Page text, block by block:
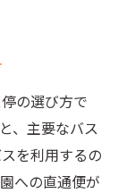
の選び方で
、主要なバス
を利用するの
への直通便が